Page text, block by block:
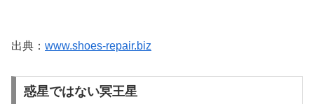
出典： www.shoes-repair.biz
惑星ではない冥王星